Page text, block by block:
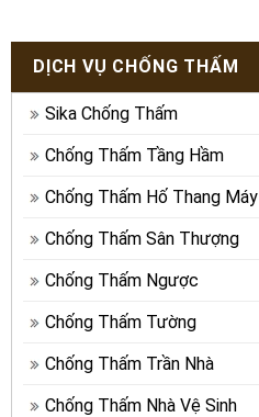
DỊCH VỤ CHỐNG THẤM
Sika Chống Thấm
Chống Thấm Tầng Hầm
Chống Thấm Hố Thang Máy
Chống Thấm Sân Thượng
Chống Thấm Ngược
Chống Thấm Tường
Chống Thấm Trần Nhà
Chống Thấm Nhà Vệ Sinh